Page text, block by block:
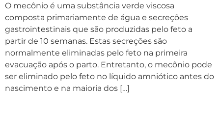
O mecônio é uma substância verde viscosa
composta primariamente de água e secreções
gastrointestinais que são produzidas pelo feto a
partir de 10 semanas. Estas secreções são
normalmente eliminadas pelo feto na primeira
evacuação após o parto. Entretanto, o mecônio pode
ser eliminado pelo feto no líquido amniótico antes do
nascimento e na maioria dos […]